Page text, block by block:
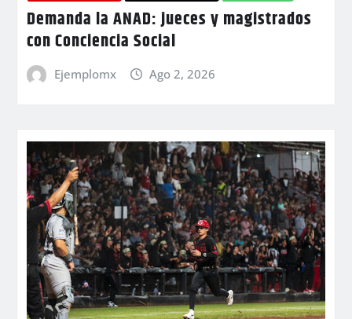
Demanda la ANAD: jueces y magistrados
con Conciencia Social
Ejemplomx Ago 2, 2026